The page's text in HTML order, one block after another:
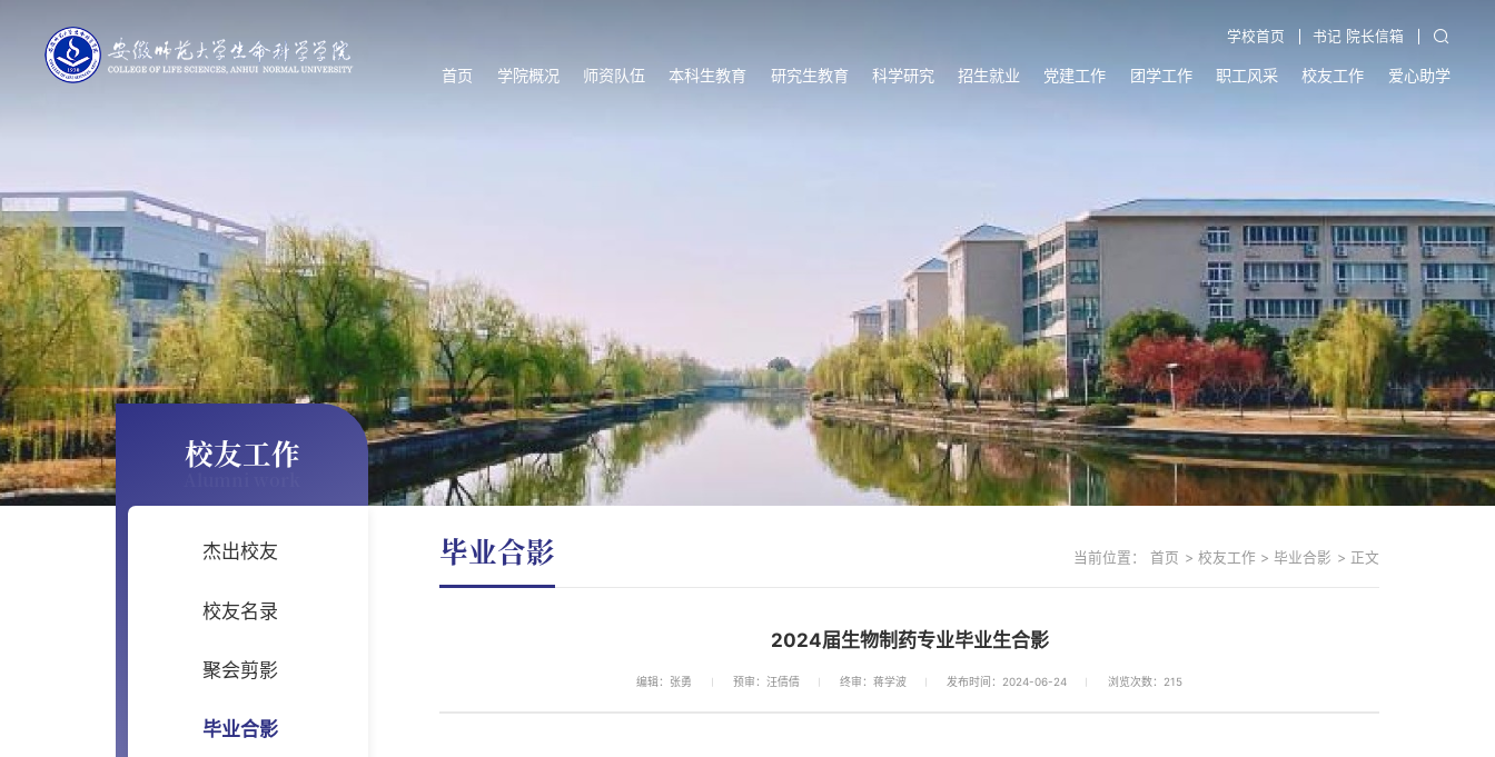
学校首页 书记 院长信箱
首页 学院概况 师资队伍 本科生教育 研究生教育 科学研究 招生就业 党建工作 团学工作 职工风采 校友工作 爱心助学
校友工作
杰出校友
校友名录
聚会剪影
毕业合影
毕业合影 当前位置： 首页 > 校友工作 > 毕业合影 > 正文
2024届生物制药专业毕业生合影
编辑：张勇 预审：汪倩倩 终审：蒋学波 发布时间：2024-06-24 浏览次数： 215